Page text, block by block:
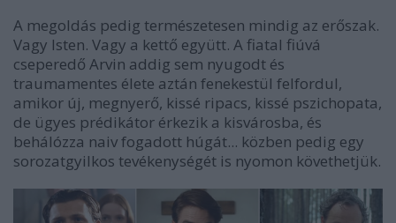
A megoldás pedig természetesen mindig az erőszak.
Vagy Isten. Vagy a kettő együtt. A fiatal fiúvá
cseperedő Arvin addig sem nyugodt és
traumamentes élete aztán fenekestül felfordul,
amikor új, megnyerő, kissé ripacs, kissé pszichopata,
de ügyes prédikátor érkezik a kisvárosba, és
behálózza naiv fogadott húgát... közben pedig egy
sorozatgyilkos tevékenységét is nyomon követhetjük.